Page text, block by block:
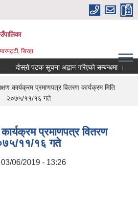
सिरहा
दाेस्राे पटक सूचना अह्वान गरिएकाे सम्बन्धमा ।
कार्यक्रम प्रमाणपत्र वितरण कार्यक्रम मिति
२०७५/११/१६ गते
कार्यक्रम प्रमाणपत्र वितरण
११/१६ गते
06/2019 - 13:26